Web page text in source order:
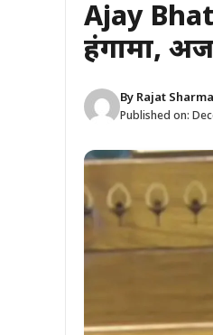
Ajay
हंगामा,
By Rajat Sharma
Published on: